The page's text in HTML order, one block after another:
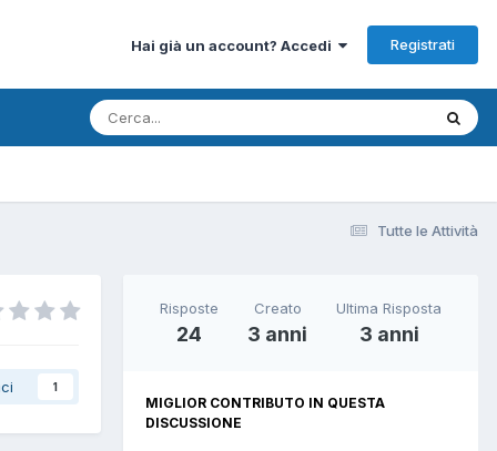
Hai già un account? Accedi Registrati
Tutte le Attività
1
Risposte
24
Creato
3 anni
Ultima Risposta
3 anni
MIGLIOR CONTRIBUTO IN QUESTA
DISCUSSIONE